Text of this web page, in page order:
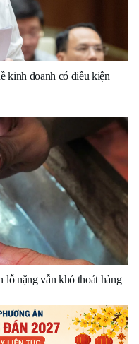
kinh doanh có điều kiện
lỗ nặng vẫn khó thoát hàng